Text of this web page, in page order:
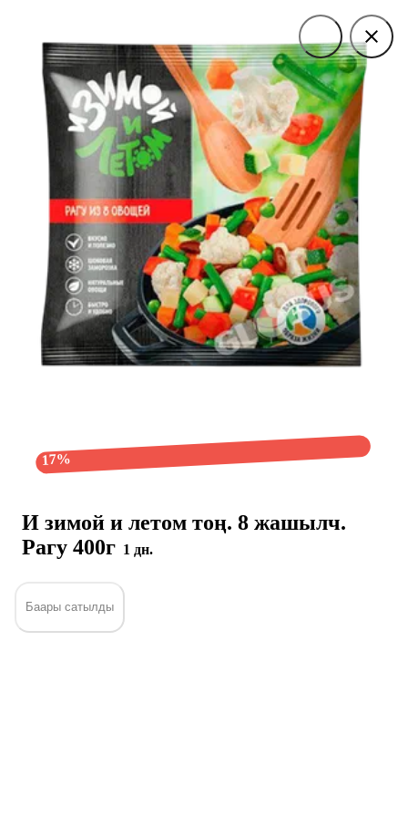
И зимой и летом тоң. 8 жашылч.
Рагу 400г 1 дн.
17%
Баары сатылды